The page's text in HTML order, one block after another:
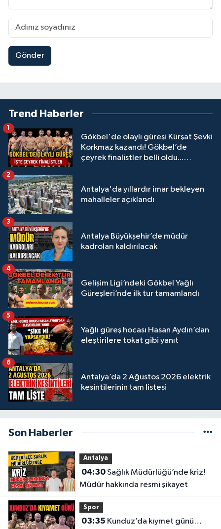
Gönder
Trend Haberler
Gökbel'de olaylı güreşi Kürşat Şevki
Korkmaz kazandı! Gökbel’de
çeyrek finalistler belli oldu...
1
Antalya'da yıllardır imar bekleyen
mahalleler açıklandı
2
Antalya Büyükşehir’de müdür
kadroları kaldırılacak
3
Gelişim Ligi’ndeki Gökbel Yağlı
Güreşleri’nde ilk tur tamamlandı
4
Yağlı güreş hocası Hasan Aydın’dan
eleştirilere tokat gibi yanıt
5
Antalya’da 2 Ağustos 2026 elektrik
kesintilerinin tam listesi
6
Son Haberler
Antalya
04:30Sağlık Müdürlüğü’nde kriz!
Müdür hakkında resmi şikayet
Spor
03:35